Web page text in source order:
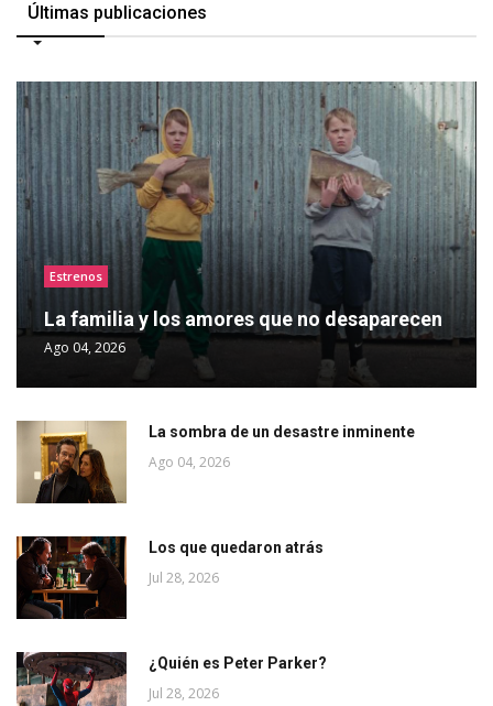
Últimas publicaciones
Estrenos
La familia y los amores que no desaparecen
Ago 04, 2026
La sombra de un desastre inminente
Ago 04, 2026
Los que quedaron atrás
Jul 28, 2026
¿Quién es Peter Parker?
Jul 28, 2026